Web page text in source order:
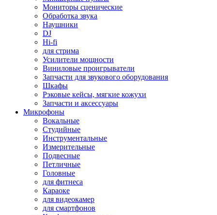
Мониторы сценические
Обработка звука
Наушники
DJ
Hi-fi
для стрима
Усилители мощности
Виниловые проигрыватели
Запчасти для звукового оборудования
Шкафы
Рэковые кейсы, мягкие кожухи
Запчасти и аксессуары
Микрофоны
Вокальные
Студийные
Инструментальные
Измерительные
Подвесные
Петличные
Головные
для фитнеса
Караоке
для видеокамер
для смартфонов